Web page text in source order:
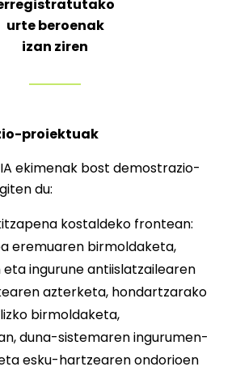
urte beroenak
izan ziren
proiektuak
ekimenak bost demostrazio-
du:
kostaldeko frontean:
eremuaren birmoldaketa,
ingurune antiislatzailearen
azterketa, hondartzarako
birmoldaketa,
duna-sistemaren ingurumen-
esku-hartzearen ondorioen